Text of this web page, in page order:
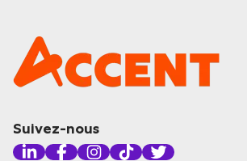
Suivez-nous